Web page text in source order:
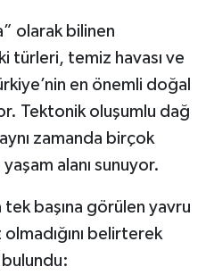
olarak bilinen
türleri, temiz havası ve
en önemli doğal
Tektonik oluşumlu dağ
zamanda birçok
alanı sunuyor.
başına görülen yavru
olmadığını belirterek